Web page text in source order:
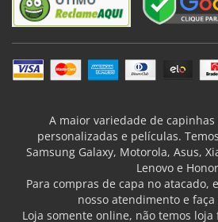
A maior variedade de capinhas
personalizadas e películas.
Samsung Galaxy, Motorola, Asus,
Lenovo e Honor
Para compras de capa no atacado,
nosso atendimento e
Loja somente online, não temos loja